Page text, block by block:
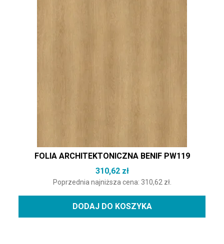
FOLIA ARCHITEKTONICZNA BENIF PW119
310,62 zł
Poprzednia najniższa cena: 310,62 zł.
DODAJ DO KOSZYKA